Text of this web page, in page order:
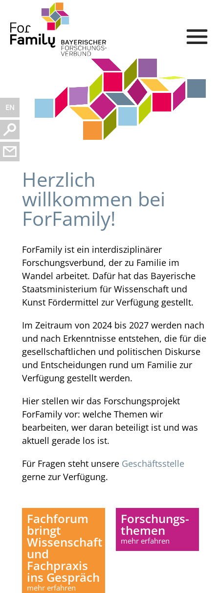
EN
Fachforum
bringt
Wissenschaft
und
Fachpraxis
ins Gespräch
mehr erfahren
Forschungs-
themen
mehr erfahren
Herzlich
willkommen bei
ForFamily!
ForFamily ist ein interdisziplinärer
Forschungsverbund, der zu Familie im
Wandel arbeitet. Dafür hat das Bayerische
Staatsministerium für Wissenschaft und
Kunst Fördermittel zur Verfügung gestellt.
Im Zeitraum von 2024 bis 2027 werden nach
und nach Erkenntnisse entstehen, die für die
gesellschaftlichen und politischen Diskurse
und Entscheidungen rund um Familie zur
Verfügung gestellt werden.
Hier stellen wir das Forschungsprojekt
ForFamily vor: welche Themen wir
bearbeiten, wer daran beteiligt ist und was
aktuell gerade los ist.
Für Fragen steht unsere Geschäftsstelle
gerne zur Verfügung.